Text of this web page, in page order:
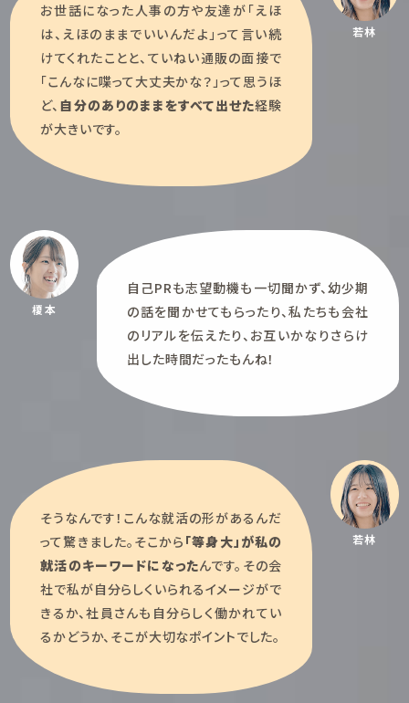
若林
お世話になった人事の方や友達が「えほ
は、えほのままでいいんだよ」って言い続
けてくれたことと、ていねい通販の面接で
「こんなに喋って大丈夫かな？」って思うほ
ど、 自分のありのままをすべて出せた経験
が大きいです。
榎本
自己PRも志望動機も一切聞かず、幼少期
の話を聞かせてもらったり、私たちも会社
のリアルを伝えたり、お互いかなりさらけ
出した時間だったもんね！
若林
そうなんです！こんな就活の形があるんだ
って驚きました。そこから 「等身大」が私の
就活のキーワードになったんです。その会
社で私が自分らしくいられるイメージがで
きるか、社員さんも自分らしく働かれてい
るかどうか、そこが大切なポイントでした。